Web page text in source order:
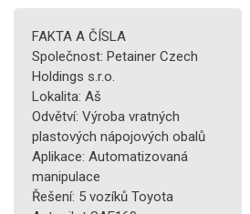
FAKTA A ČÍSLA
Společnost: Petainer Czech
Holdings s.r.o.
Lokalita: Aš
Odvětví: Výroba vratných
plastových nápojových obalů
Aplikace: Automatizovaná
manipulace
Řešení: 5 vozíků Toyota